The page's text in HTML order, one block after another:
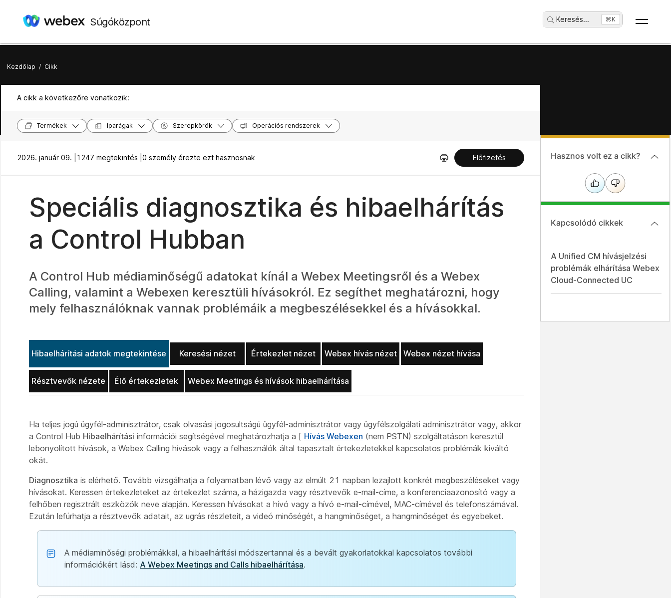
Súgóközpont Keresés... ⌘K
Kezdőlap / Cikk
A cikk a következőre vonatkozik:
Termékek Iparágak Szerepkörök Operációs rendszerek
2026. január 09. | 1247 megtekintés | 0 személy érezte ezt hasznosnak Előfizetés
Speciális diagnosztika és hibaelhárítás
a Control Hubban
A Control Hub médiaminőségű adatokat kínál a Webex Meetingsről és a Webex
Calling, valamint a Webexen keresztüli hívásokról. Ez segíthet meghatározni, hogy
mely felhasználóknak vannak problémáik a megbeszélésekkel és a hívásokkal.
Hibaelhárítási adatok megtekintése Keresési nézet Értekezlet nézet Webex hívás nézet Webex nézet hívása
Résztvevők nézete Élő értekezletek Webex Meetings és hívások hibaelhárítása
Ha teljes jogú ügyfél-adminisztrátor, csak olvasási jogosultságú ügyfél-adminisztrátor vagy ügyfélszolgálati adminisztrátor vagy, akkor
a Control Hub Hibaelhárítási információi segítségével meghatározhatja a [ Hívás Webexen (nem PSTN) szolgáltatáson keresztül
lebonyolított hívások, a Webex Calling hívások vagy a felhasználók által tapasztalt értekezletekkel kapcsolatos problémák kiváltó
okát.
Diagnosztika is elérhető. Tovább vizsgálhatja a folyamatban lévő vagy az elmúlt 21 napban lezajlott konkrét megbeszéléseket vagy
hívásokat. Keressen értekezleteket az értekezlet száma, a házigazda vagy résztvevők e-mail-címe, a konferenciaazonosító vagy a
felhőben regisztrált eszközök neve alapján. Keressen hívásokat a hívó vagy a hívó e-mail-címével, MAC-címével és telefonszámával.
Ezután lefúrhatja a résztvevők adatait, az ugrás részleteit, a videó minőségét, a hangminőséget, a hangminőséget és egyebeket.
A médiaminőségi problémákkal, a hibaelhárítási módszertannal és a bevált gyakorlatokkal kapcsolatos további
információkért lásd: A Webex Meetings and Calls hibaelhárítása.
Hasznos volt ez a cikk?
Kapcsolódó cikkek
A Unified CM hívásjelzési
problémák elhárítása Webex
Cloud-Connected UC